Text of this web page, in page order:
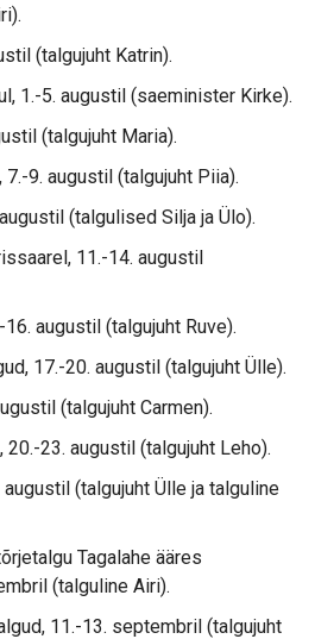
(talgujuht Katrin).
1.-5. augustil (saeminister Kirke).
(talgujuht Maria).
9. augustil (talgujuht Piia).
(talgulised Silja ja Ülo).
11.-14. augustil
augustil (talgujuht Ruve).
17.-20. augustil (talgujuht Ülle).
(talgujuht Carmen).
23. augustil (talgujuht Leho).
(talgujuht Ülle ja talguline
Tagalahe ääres
(talguline Airi).
11.-13. septembril (talgujuht